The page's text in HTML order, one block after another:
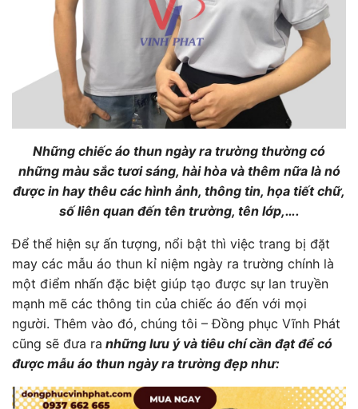
Những chiếc áo thun ngày ra trường thường có
những màu sắc tươi sáng, hài hòa và thêm nữa là nó
được in hay thêu các hình ảnh, thông tin, họa tiết chữ,
số liên quan đến tên trường, tên lớp,….
Để thể hiện sự ấn tượng, nổi bật thì việc trang bị đặt
may các mẫu áo thun kỉ niệm ngày ra trường chính là
một điểm nhấn đặc biệt giúp tạo được sự lan truyền
mạnh mẽ các thông tin của chiếc áo đến với mọi
người. Thêm vào đó, chúng tôi – Đồng phục Vĩnh Phát
cũng sẽ đưa ra những lưu ý và tiêu chí cần đạt để có
được mẫu áo thun ngày ra trường đẹp như: